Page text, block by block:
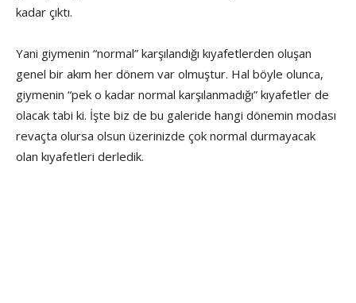
kadar çıktı.
Yani giymenin “normal” karşılandığı kıyafetlerden oluşan
genel bir akım her dönem var olmuştur. Hal böyle olunca,
giymenin “pek o kadar normal karşılanmadığı” kıyafetler de
olacak tabi ki. İşte biz de bu galeride hangi dönemin modası
revaçta olursa olsun üzerinizde çok normal durmayacak
olan kıyafetleri derledik.